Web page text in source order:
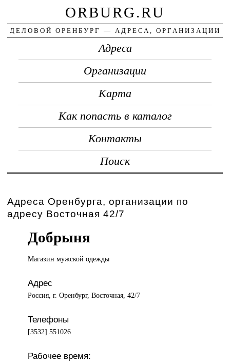
ORBURG.RU
ДЕЛОВОЙ ОРЕНБУРГ — АДРЕСА, ОРГАНИЗАЦИИ
Адреса
Организации
Карта
Как попасть в каталог
Контакты
Поиск
Адреса Оренбурга, организации по
адресу Восточная 42/7
Добрыня
Магазин мужскойодежды
Адрес
Россия, г. Оренбург, Восточная, 42/7
Телефоны
[3532] 551026
Рабочее время: